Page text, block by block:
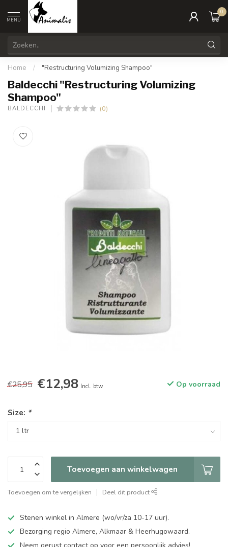
MENU
0
Home / "Restructuring Volumizing Shampoo"
Baldecchi "Restructuring Volumizing
Shampoo"
BALDECCHI (0)
€25,95 €12,98 Incl. btw Op voorraad
Size: *
Toevoegen aan winkelwagen
Toevoegen om te vergelijken Deel dit product
Stenen winkel in Almere (wo/vr/za 10-17 uur).
Bezorging regio Almere, Alkmaar & Heerhugowaard.